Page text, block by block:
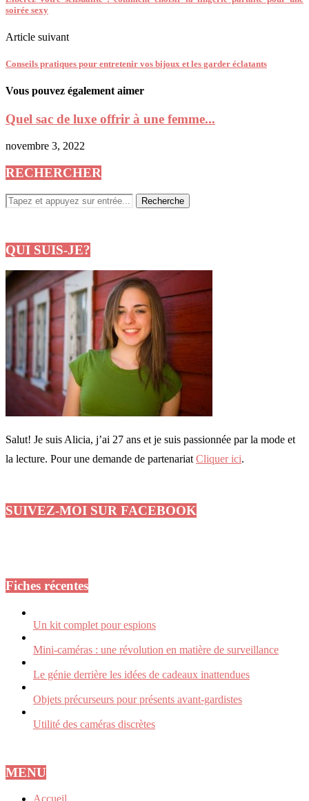
soirée sexy
Article suivant
Conseils pratiques pour entretenir vos bijoux et les garder éclatants
Vous pouvez également aimer
Quel sac de luxe offrir à une femme...
novembre 3, 2022
RECHERCHER
QUI SUIS-JE?
Salut! Je suis Alicia, j’ai 27 ans et je suis passionnée par la mode et
la lecture. Pour une demande de partenariat Cliquer ici.
SUIVEZ-MOI SUR FACEBOOK
Fiches récentes
Un kit complet pour espions
Mini-caméras : une révolution en matière de surveillance
Le génie derrière les idées de cadeaux inattendues
Objets précurseurs pour présents avant-gardistes
Utilité des caméras discrètes
MENU